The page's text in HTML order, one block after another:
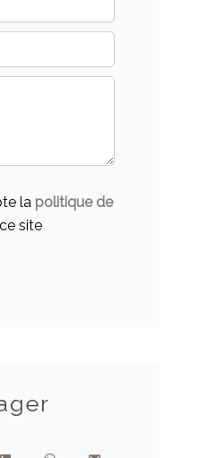
la politique de
site